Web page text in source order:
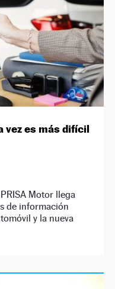
vez es más difícil
Motor llega
de información
y la nueva